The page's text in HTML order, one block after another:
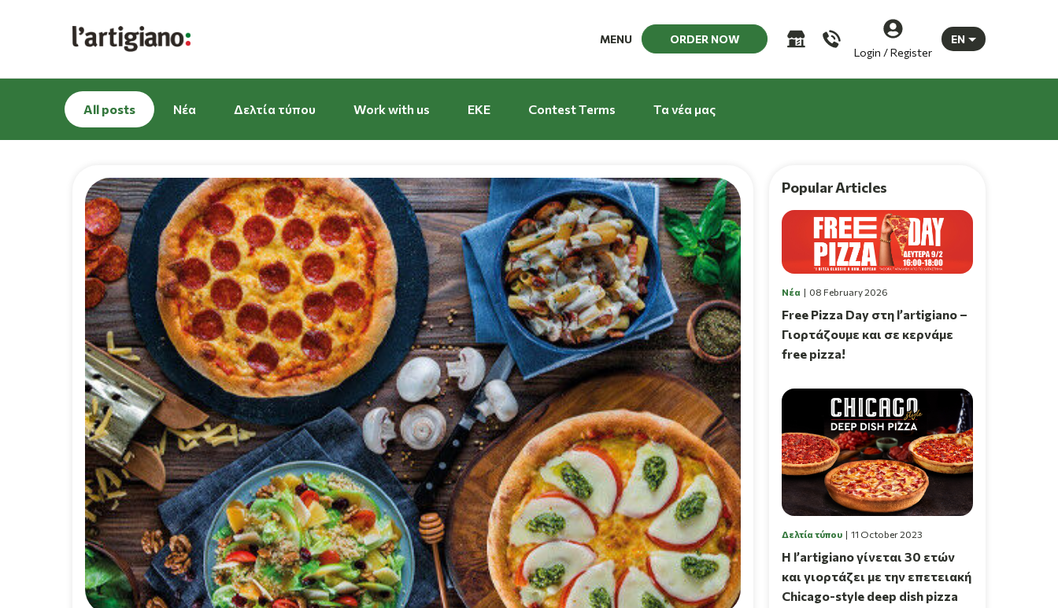
MENU
ORDER NOW
Login / Register
EN
All posts Νέα Δελτία τύπου Work with us EKE Contest Terms Τα νέα μας
Popular Articles
Νέα 08 February 2026
Free Pizza Day στη l’artigiano –
Γιορτάζουμε και σε κερνάμε
free pizza!
Δελτία τύπου 11 October 2023
Η l’artigiano γίνεται 30 ετών
και γιορτάζει με την επετειακή
Chicago-style deep dish pizza